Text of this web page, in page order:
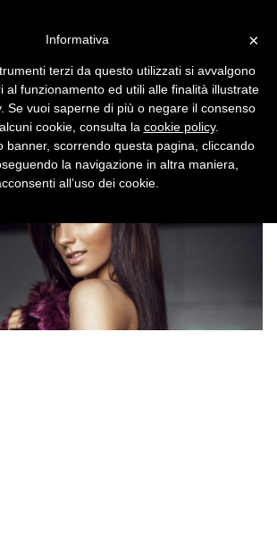
per adulti cerca
×
Informativa
terzi da questo utilizzati si avvalgono
al funzionamento ed utili alle finalità illustrate
Se vuoi saperne di più o negare il consenso
cookie, consulta la cookie policy.
banner, scorrendo questa pagina, cliccando
la navigazione in altra maniera,
all’uso dei cookie.